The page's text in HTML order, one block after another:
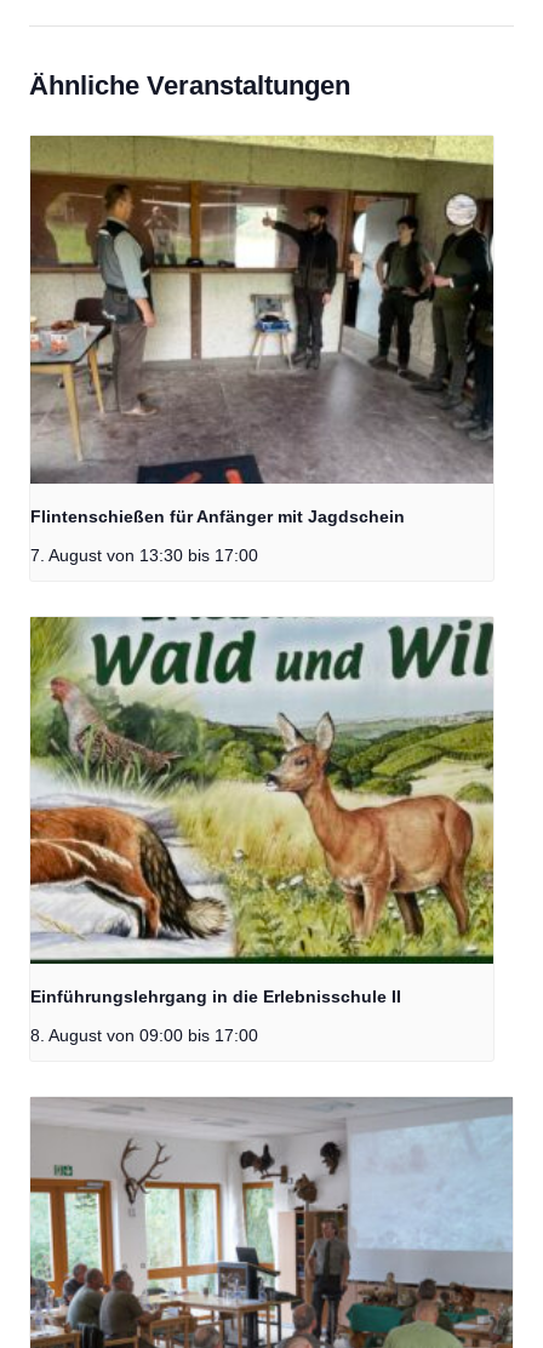
Ähnliche Veranstaltungen
Flintenschießen für Anfänger mit Jagdschein
7. August von 13:30 bis 17:00
Einführungslehrgang in die Erlebnisschule II
8. August von 09:00 bis 17:00